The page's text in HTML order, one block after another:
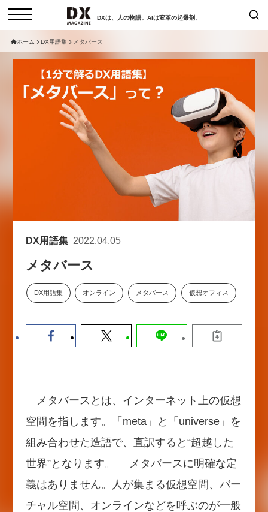
DXは、人の物語。AIは変革の起爆剤。
セミナー ニュース
サービスメニュー 日本オムニチャネル協会
サイトマップ
お問い合わせ
採用情報
検索
現在開催予定のセミナー
【8/12開催】「イノベーションを
数値化する」～投資される事業の
基準と、終活DX「SouSou」に
2026-06-10
代に、なぜ「DX人財」というキ
ャリアが求められるのか
ホーム DX用語集 メタバース
DX用語集 2022.04.05
メタバース
DX用語集 オンライン メタバース 仮想オフィス
メタバースとは、インターネット上の仮想
空間を指します。「meta」と「universe」を
組み合わせた造語で、直訳すると“超越した
世界”となります。 メタバースに明確な定
義はありません。人が集まる仮想空間、バー
チャル空間、オンラインなどを呼ぶのが一般